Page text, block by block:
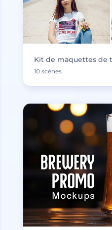
Kit de maquettes de
10 scènes